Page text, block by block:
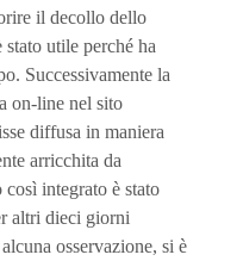
il decollo dello
utile perché ha
Successivamente la
on-line nel sito
diffusa in maniera
arricchita da
integrato è stato
altri dieci giorni
osservazione, si è